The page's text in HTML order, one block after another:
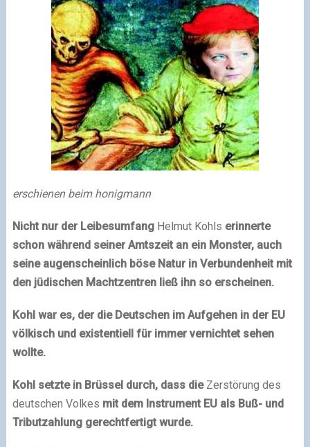
erschienen beim honigmann
Nicht nur der Leibesumfang Helmut Kohls erinnerte
schon während seiner Amtszeit an ein Monster, auch
seine augenscheinlich böse Natur in Verbundenheit mit
den jüdischen Machtzentren ließ ihn so erscheinen.
Kohl war es, der die Deutschen im Aufgehen in der EU
völkisch und existentiell für immer vernichtet sehen
wollte.
Kohl setzte in Brüssel durch, dass die Zerstörung des
deutschen Volkes mit dem Instrument EU als Buß- und
Tributzahlung gerechtfertigt wurde.